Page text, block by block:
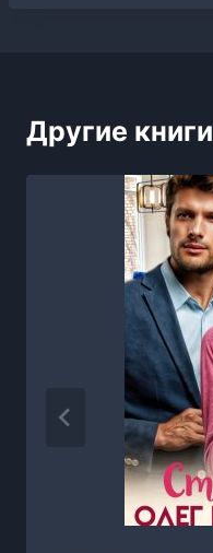
Другие книги